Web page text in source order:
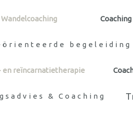
Wandelcoaching
begeleiding
en reïncarnatietherapie
& Coaching